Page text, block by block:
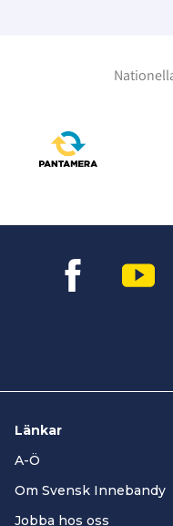
Länkar
A-Ö
Om Svensk Innebandy
Jobba hos oss